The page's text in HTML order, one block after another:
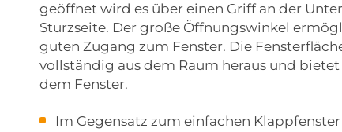
geöffnet wird es über einen Griff an der
Sturzseite. Der große Öffnungswinkel
guten Zugang zum Fenster. Die
vollständig aus dem Raum heraus und
dem Fenster.
Im Gegensatz zum einfachen